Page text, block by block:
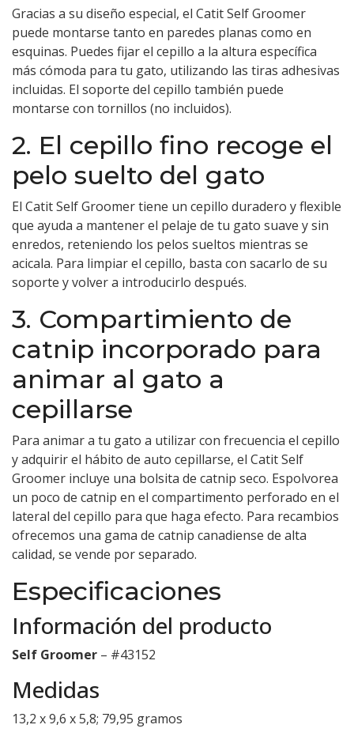
Gracias a su diseño especial, el Catit Self Groomer
puede montarse tanto en paredes planas como en
esquinas. Puedes fijar el cepillo a la altura específica
más cómoda para tu gato, utilizando las tiras adhesivas
incluidas. El soporte del cepillo también puede
montarse con tornillos (no incluidos).
2. El cepillo fino recoge el
pelo suelto del gato
El Catit Self Groomer tiene un cepillo duradero y flexible
que ayuda a mantener el pelaje de tu gato suave y sin
enredos, reteniendo los pelos sueltos mientras se
acicala. Para limpiar el cepillo, basta con sacarlo de su
soporte y volver a introducirlo después.
3. Compartimiento de
catnip incorporado para
animar al gato a
cepillarse
Para animar a tu gato a utilizar con frecuencia el cepillo
y adquirir el hábito de auto cepillarse, el Catit Self
Groomer incluye una bolsita de catnip seco. Espolvorea
un poco de catnip en el compartimento perforado en el
lateral del cepillo para que haga efecto. Para recambios
ofrecemos una gama de catnip canadiense de alta
calidad, se vende por separado.
Especificaciones
Información del producto
Self Groomer – #43152
Medidas
13,2 x 9,6 x 5,8; 79,95 gramos